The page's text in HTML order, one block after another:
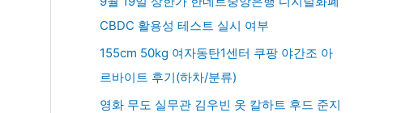
CBDC 활용성 테스트 실시 여부
155cm 50kg 여자동탄1센터 쿠팡 야간조 아
르바이트 후기(하차/분류)
영화 무도 실무관 김우빈 옷 칼하트 후드 준지